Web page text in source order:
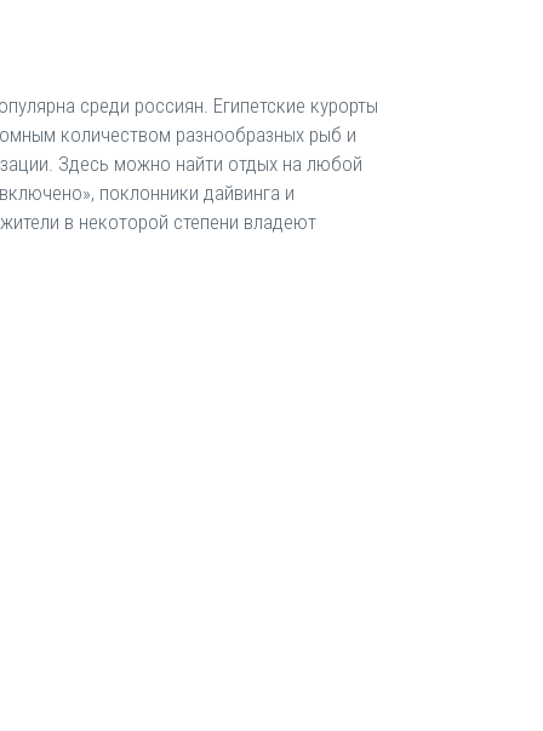
среди россиян. Египетские курорты
количеством разнообразных рыб и
Здесь можно найти отдых на любой
поклонники дайвинга и
в некоторой степени владеют